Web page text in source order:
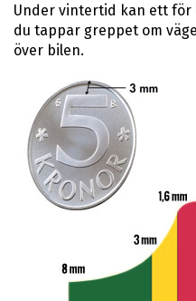
Under vintertid kan ett
du tappar greppet om
över bilen.